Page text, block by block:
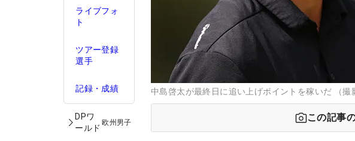
ライブフォ
ト
ツアー登録
選手
記録・成績
DPワ
ールド
欧州男子
中島啓太が最終日に追い上げポイントを稼いだ （撮
この記事